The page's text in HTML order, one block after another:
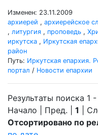
Изменен: 23.11.2009
архиерей , архиерейское
, литургия , проповедь ,
иркутска , Иркутская
район
Путь: Иркутская епархия.
портал / Новости епархии
Результаты поиска 1 -
Начало | Пред. | 1 |
Отсортировано по